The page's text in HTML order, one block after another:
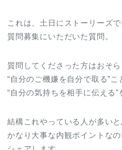
これは、土日にストーリーズ
質問募集にいただいた質問。
質問してくださった方はおそら
“自分のご機嫌を自分で取る”こ
“自分の気持ちを相手に伝える”
結構これやっている人が多いと
かなり大事な内観ポイントな